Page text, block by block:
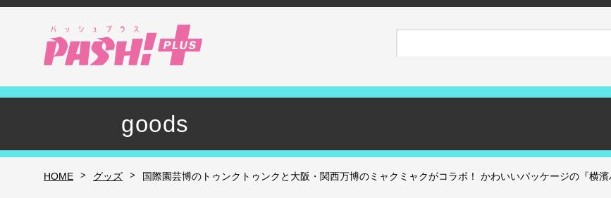
goods
HOME > グッズ > 国際園芸博のトゥンクトゥンクと大阪・関西万博のミャクミャクがコラボ！ かわいいパッケージの『横